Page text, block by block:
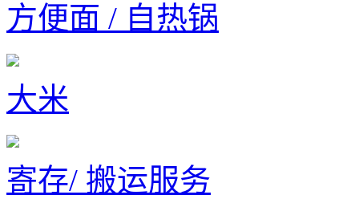
方便面 / 自热锅
大米
寄存/ 搬运服务